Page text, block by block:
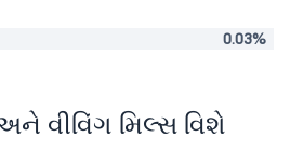
0.03%
વીવિંગ મિલ્સ વિશે